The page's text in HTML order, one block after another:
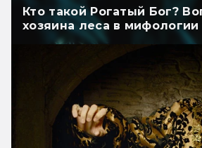
Кто такой Рогатый Бог?
хозяина леса в